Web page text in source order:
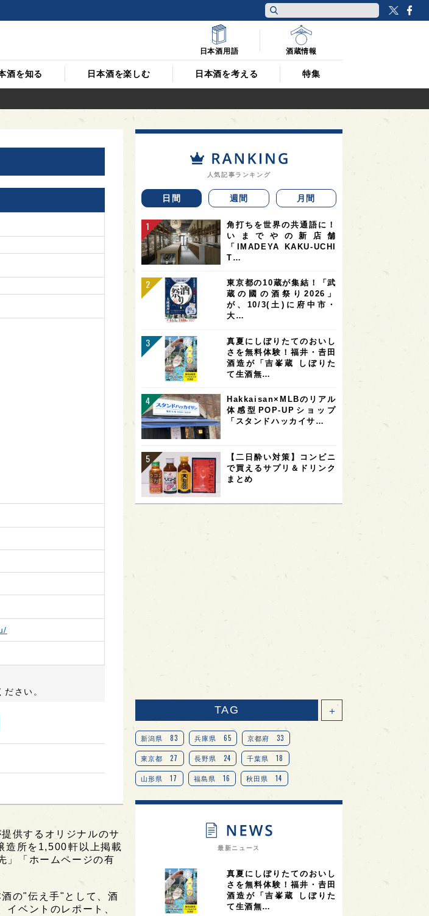
酒を知る 日本酒を楽しむ 日本酒を考える 特集
日本酒用語 酒蔵情報
ださい。
供するオリジナルのサ
所を1,500軒以上掲載
」「ホームページの有
の"伝え手"として、酒
ベントのレポート、
人気記事ランキング
日間 週間 月間
角打ちを世界の共通語に！
いまでやの新店舗
「IMADEYA KAKU-UCHI
T…
東京都の10蔵が集結！「武
蔵の國の酒祭り2026」
が、10/3(土)に府中市・
大…
真夏にしぼりたてのおいし
さを無料体験！福井・𠮷田
酒造が「吉峯蔵 しぼりた
て生酒無…
Hakkaisan×MLBのリアル
体感型POP-UPショップ
「スタンドハッカイサ…
【二日酔い対策】コンビニ
で買えるサプリ＆ドリンク
まとめ
TAG ＋
新潟県 83 兵庫県 65 京都府 33
東京都 27 長野県 24 千葉県 18
山形県 17 福島県 16 秋田県 14
愛知県 14 宮城県 14 岐阜県 13
オピニオンリーダーの視点 9
7 奈良県 滋賀県 7 和歌山県 6
6 フランス 6 高知県 5 島根県 5
最新ニュース
真夏にしぼりたてのおいし
さを無料体験！福井・𠮷田
酒造が「吉峯蔵 しぼりた
て生酒無…